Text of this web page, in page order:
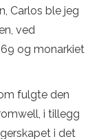
Carlos ble jeg
ved
og monarkiet
fulgte den
i tillegg
i det